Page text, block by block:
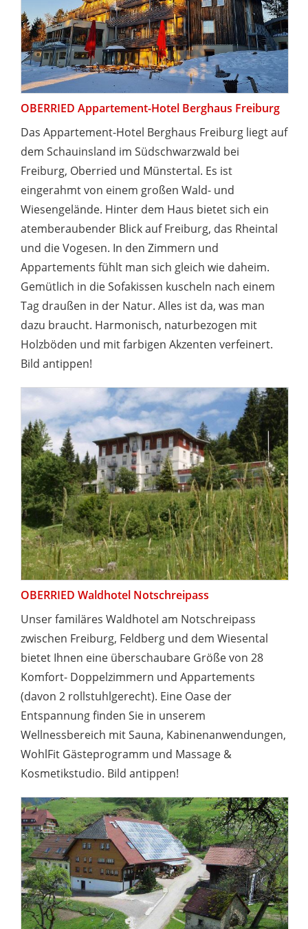
OBERRIED Appartement-Hotel Berghaus Freiburg
Das Appartement-Hotel Berghaus Freiburg liegt auf
dem Schauinsland im Südschwarzwald bei
Freiburg, Oberried und Münstertal. Es ist
eingerahmt von einem großen Wald- und
Wiesengelände. Hinter dem Haus bietet sich ein
atemberaubender Blick auf Freiburg, das Rheintal
und die Vogesen. In den Zimmern und
Appartements fühlt man sich gleich wie daheim.
Gemütlich in die Sofakissen kuscheln nach einem
Tag draußen in der Natur. Alles ist da, was man
dazu braucht. Harmonisch, naturbezogen mit
Holzböden und mit farbigen Akzenten verfeinert.
Bild antippen!
OBERRIED Waldhotel Notschreipass
Unser familäres Waldhotel am Notschreipass
zwischen Freiburg, Feldberg und dem Wiesental
bietet Ihnen eine überschaubare Größe von 28
Komfort- Doppelzimmern und Appartements
(davon 2 rollstuhlgerecht). Eine Oase der
Entspannung finden Sie in unserem
Wellnessbereich mit Sauna, Kabinenanwendungen,
WohlFit Gästeprogramm und Massage &
Kosmetikstudio. Bild antippen!